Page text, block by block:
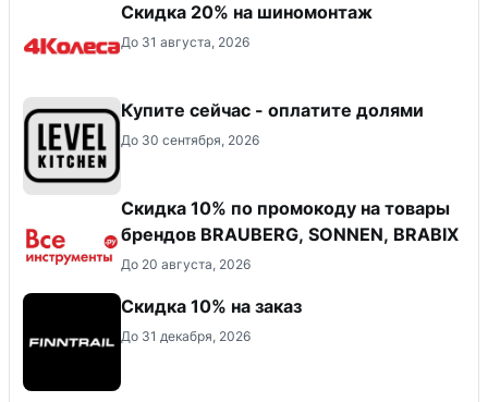
Скидка 20% на шиномонтаж
До 31 августа, 2026
Купите сейчас - оплатите долями
До 30 сентября, 2026
Скидка 10% по промокоду на товары
брендов BRAUBERG, SONNEN, BRABIX
До 20 августа, 2026
Скидка 10% на заказ
До 31 декабря, 2026